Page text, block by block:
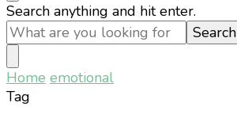
Looking
for
Something?
Search anything and hit enter.
Home emotional
Tag